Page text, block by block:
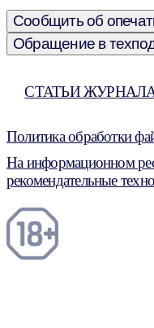
Сообщить об
Обращение в
СТАТЬИ
Политика обработки
На информационном
рекомендательные